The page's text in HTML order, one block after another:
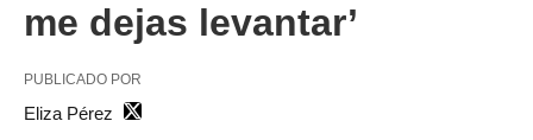
me dejas levantar’
PUBLICADO POR
Eliza Pérez